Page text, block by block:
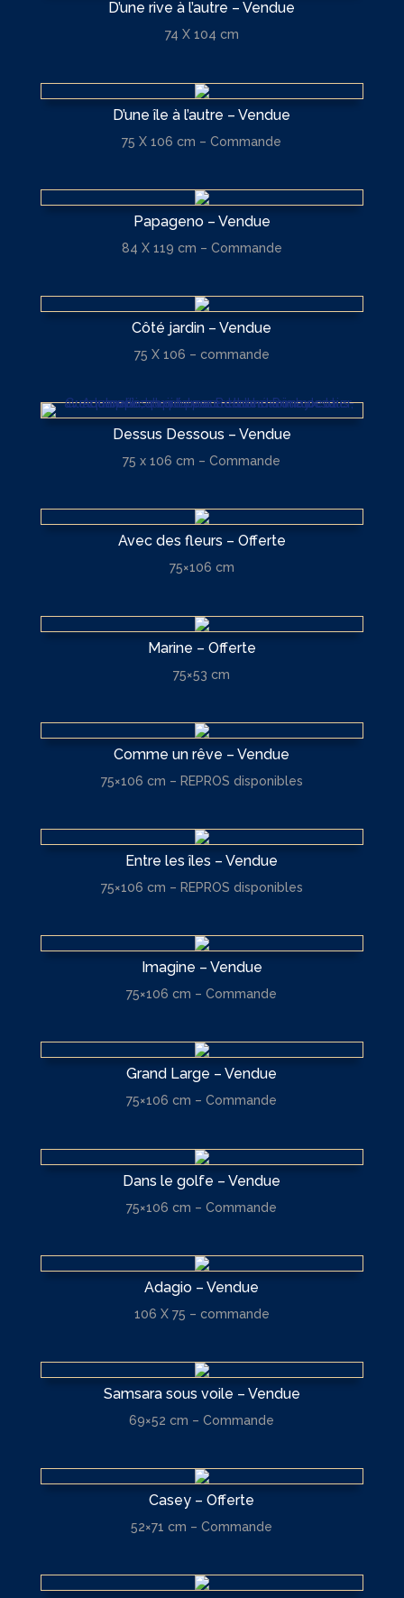
D’une rive à l’autre – Vendue
74 X 104 cm
D’une île à l’autre – Vendue
75 X 106 cm – Commande
Papageno – Vendue
84 X 119 cm – Commande
Côté jardin – Vendue
75 X 106 – commande
Dessus Dessous – Vendue
75 x 106 cm – Commande
Avec des fleurs – Offerte
75×106 cm
Marine – Offerte
75×53 cm
Comme un rêve – Vendue
75×106 cm – REPROS disponibles
Entre les îles – Vendue
75×106 cm – REPROS disponibles
Imagine – Vendue
75×106 cm – Commande
Grand Large – Vendue
75×106 cm – Commande
Dans le golfe – Vendue
75×106 cm – Commande
Adagio – Vendue
106 X 75 – commande
Samsara sous voile – Vendue
69×52 cm – Commande
Casey – Offerte
52×71 cm – Commande